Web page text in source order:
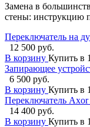
Замена в
стены: инструкцию
Переключатель на
12 500 руб.
В корзину Купить в
Запирающее
6 500 руб.
В корзину Купить в
Переключатель
14 400 руб.
В корзину Купить в